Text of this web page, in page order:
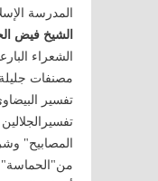
المدرسة
الشيخ فيض
الشعراء
مصنفات
تفسير
المصابيح"
من"الحماسة"